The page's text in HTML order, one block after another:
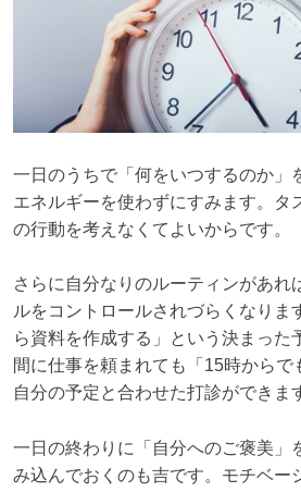
一日のうちで「何をいつするのか」
エネルギーを使わずにすみます。タ
の行動を考えなくてよいからです。
さらに自分なりのルーティンがあれ
ルをコントロールされづらくなりま
ら資料を作成する」という決まった
間に仕事を頼まれても「15時からで
自分の予定と合わせた打診ができま
一日の終わりに「自分へのご褒美」
み込んでおくのも吉です。モチベー